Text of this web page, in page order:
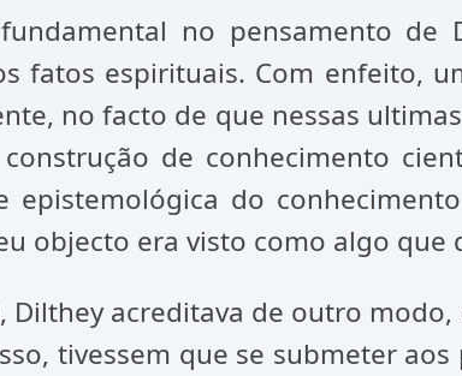
no pensamento de
fatos espirituais. Com enfeito,
no facto de que nessas
de conhecimento
epistemológica do
objecto era visto como algo que
Dilthey acreditava de outro
tivessem que se submeter